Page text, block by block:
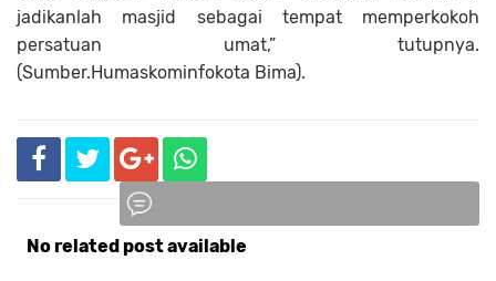
jadikanlah masjid sebagai tempat memperkokoh
persatuan umat,” tutupnya.
(Sumber.Humaskominfokota Bima).
No related post available